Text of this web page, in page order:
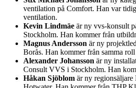
ventilation på Comfort. Han var
ventilation.
Kevin Lindmäe är ny vvs-konsult
Stockholm. Han kommer från
Magnus Andersson är ny
Borås. Han kommer från samma
Alexander Johansson är ny
Consult VVS i Stockholm. Han
Håkan Sjöblom är ny